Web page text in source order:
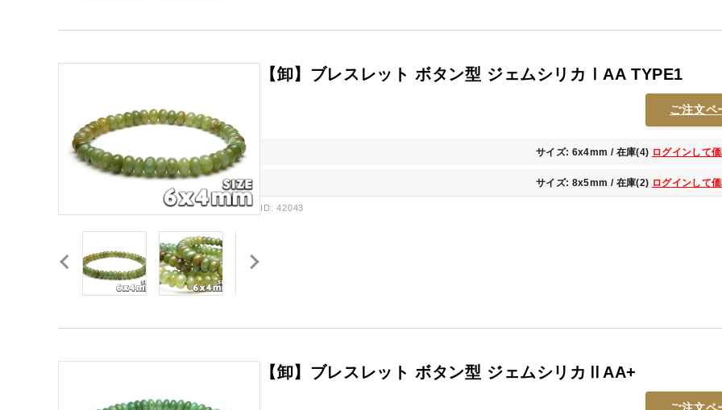
【卸】ブレスレット ボタン型 ジェムシリカⅠAA TYPE1
ご注文ペ
サイズ: 6x4mm / 在庫(4) ログインして
サイズ: 8x5mm / 在庫(2) ログインして
ID: 42043
【卸】ブレスレット ボタン型 ジェムシリカⅡAA+
ご注文ペ